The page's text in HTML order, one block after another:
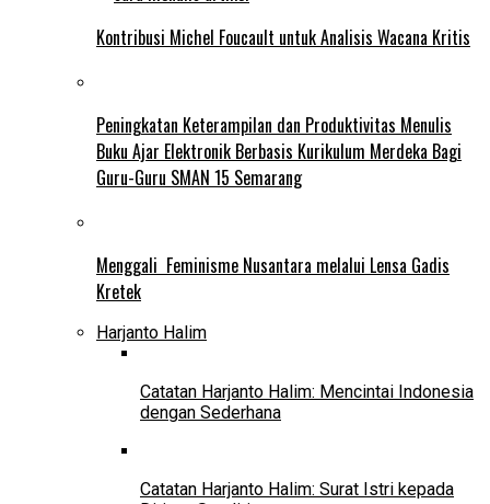
Kontribusi Michel Foucault untuk Analisis Wacana Kritis
Peningkatan Keterampilan dan Produktivitas Menulis
Buku Ajar Elektronik Berbasis Kurikulum Merdeka Bagi
Guru-Guru SMAN 15 Semarang
Menggali Feminisme Nusantara melalui Lensa Gadis
Kretek
Harjanto Halim
Catatan Harjanto Halim: Mencintai Indonesia
dengan Sederhana
Catatan Harjanto Halim: Surat Istri kepada